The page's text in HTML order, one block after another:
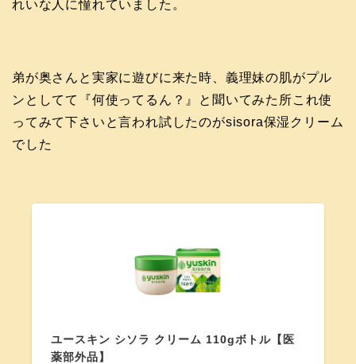
れいな人に憧れていました。
弟が奥さんと実家に遊びに来た時、義理妹の肌がプル
ンとしてて『何使ってるん？』と聞いてみた所これ使
ってみて下さいと言われ試したのがsisora保湿クリーム
でした
ユースキン シソラ クリーム 110gボトル【医
薬部外品】